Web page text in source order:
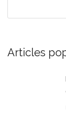
Articles